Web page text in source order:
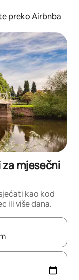
preko Airbnba
mjesečni
kao kod
ili više dana.
ih pregledati